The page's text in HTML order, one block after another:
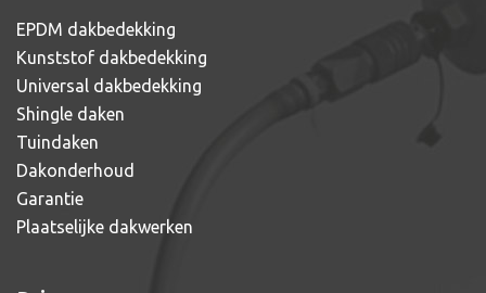
EPDM dakbedekking
Kunststof dakbedekking
Universal dakbedekking
Shingle daken
Tuindaken
Dakonderhoud
Garantie
Plaatselijke dakwerken